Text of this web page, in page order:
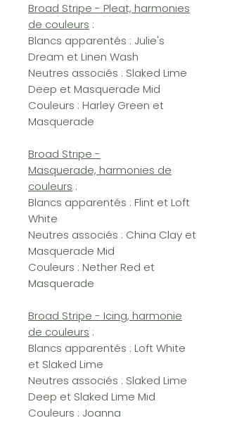
Broad Stripe - Pleat, harmonies
de couleurs :
Blancs apparentés : Julie's
Dream et Linen Wash
Neutres associés : Slaked Lime
Deep et Masquerade Mid
Couleurs : Harley Green et
Masquerade
Broad Stripe -
Masquerade, harmonies de
couleurs :
Blancs apparentés : Flint et Loft
White
Neutres associés : China Clay et
Masquerade Mid
Couleurs : Nether Red et
Masquerade
Broad Stripe - Icing, harmonie
de couleurs :
Blancs apparentés : Loft White
et Slaked Lime
Neutres associés : Slaked Lime
Deep et Slaked Lime Mid
Couleurs : Joanna